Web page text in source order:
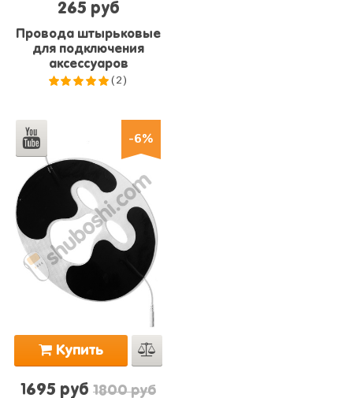
265 руб
Провода штырьковые
для подключения
аксессуаров
(2)
-6%
Купить
1695 руб 1800 руб